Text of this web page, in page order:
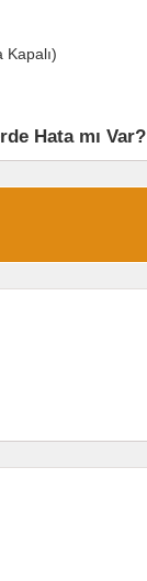
Hata mı Var?